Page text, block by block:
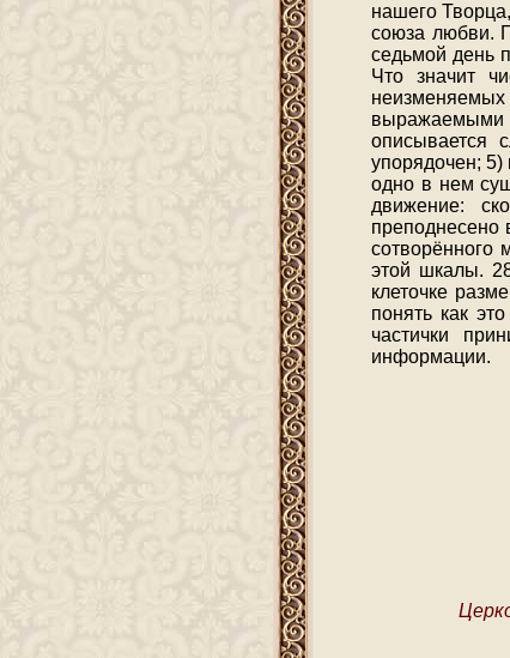
нашего
союза любви.
седьмой день
Что значит
выражаемыми
описывается
упорядочен; 5)
одно в нем
движение:
преподнесено
сотворённого
этой шкалы.
клеточке
понять как
частички
информации.